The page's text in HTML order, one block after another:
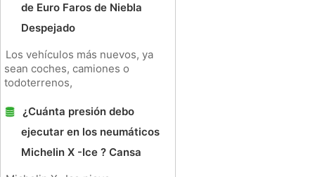
de Euro Faros de Niebla
Despejado
Los vehículos más nuevos, ya
sean coches, camiones o
todoterrenos,
¿Cuánta presión debo
ejecutar en los neumáticos
Michelin X -Ice ? Cansa